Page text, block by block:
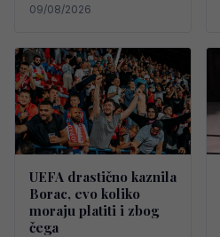
09/08/2026
UEFA drastično kaznila
Borac, evo koliko
moraju platiti i zbog
čega